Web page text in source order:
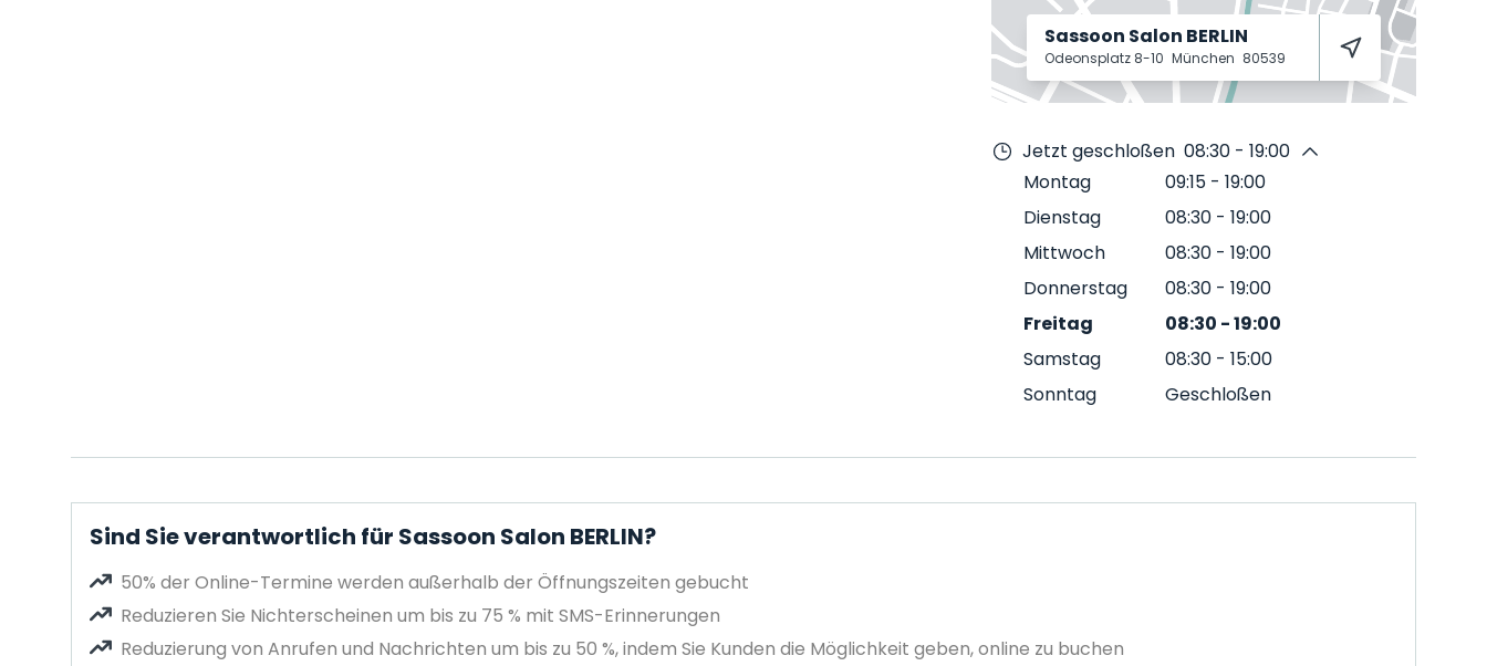
Sassoon Salon BERLIN
Odeonsplatz 8-10 München 80539
Jetzt geschloßen 08:30 - 19:00
Montag
09:15 - 19:00
Dienstag
08:30 - 19:00
Mittwoch
08:30 - 19:00
Donnerstag
08:30 - 19:00
Freitag
08:30 -19:00
Samstag
08:30 - 15:00
Sonntag
Geschloßen
Sind Sie verantwortlich für Sassoon Salon BERLIN?
50% der Online-Termine werden außerhalb der Öffnungszeiten gebucht
Reduzieren Sie Nichterscheinen um bis zu 75 % mit SMS-Erinnerungen
Reduzierung von Anrufen und Nachrichten um bis zu 50 %, indem Sie Kunden die Möglichkeit geben, online zu buchen